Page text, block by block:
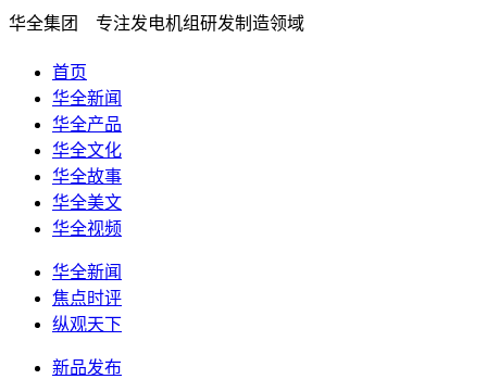
华全集团 专注发电机组研发制造领域
首页
华全新闻
华全产品
华全文化
华全故事
华全美文
华全视频
华全新闻
焦点时评
纵观天下
新品发布